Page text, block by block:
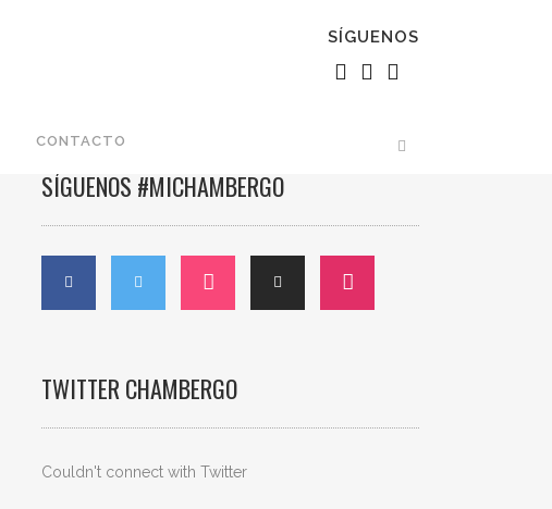
SÍGUENOS
CONTACTO
SÍGUENOS #MICHAMBERGO
TWITTER CHAMBERGO
Couldn't connect with Twitter